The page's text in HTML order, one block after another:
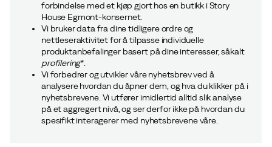
forbindelse med et kjøp gjort hos en butikk i Story
House Egmont-konsernet.
Vi bruker data fra dine tidligere ordre og
nettleseraktivitet for å tilpasse individuelle
produktanbefalinger basert på dine interesser, såkalt
profilering*.
Vi forbedrer og utvikler våre nyhetsbrev ved å
analysere hvordan du åpner dem, og hva du klikker på i
nyhetsbrevene. Vi utfører imidlertid alltid slik analyse
på et aggregert nivå, og ser derfor ikke på hvordan du
spesifikt interagerer med nyhetsbrevene våre.